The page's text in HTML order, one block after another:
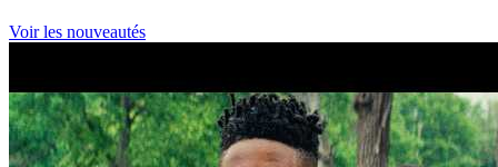
Voir les nouveautés